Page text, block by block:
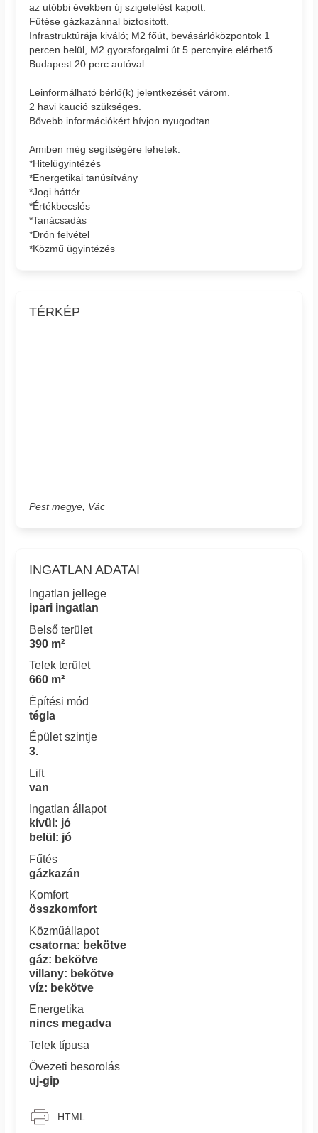
az utóbbi években új szigetelést kapott.
Fűtése gázkazánnal biztosított.
Infrastruktúrája kiváló; M2 főút, bevásárlóközpontok 1
percen belül, M2 gyorsforgalmi út 5 percnyire elérhető.
Budapest 20 perc autóval.
Leinformálható bérlő(k) jelentkezését várom.
2 havi kaució szükséges.
Bővebb információkért hívjon nyugodtan.
Amiben még segítségére lehetek:
*Hitelügyintézés
*Energetikai tanúsítvány
*Jogi háttér
*Értékbecslés
*Tanácsadás
*Drón felvétel
*Közmű ügyintézés
TÉRKÉP
Pest megye, Vác
INGATLAN ADATAI
Ingatlan jellege
ipari ingatlan
Belső terület
390 m²
Telek terület
660 m²
Építési mód
tégla
Épület szintje
3.
Lift
van
Ingatlan állapot
kívül: jó
belül: jó
Fűtés
gázkazán
Komfort
összkomfort
Közműállapot
csatorna: bekötve
gáz: bekötve
villany: bekötve
víz: bekötve
Energetika
nincs megadva
Telek típusa
Övezeti besorolás
uj-gip
HTML